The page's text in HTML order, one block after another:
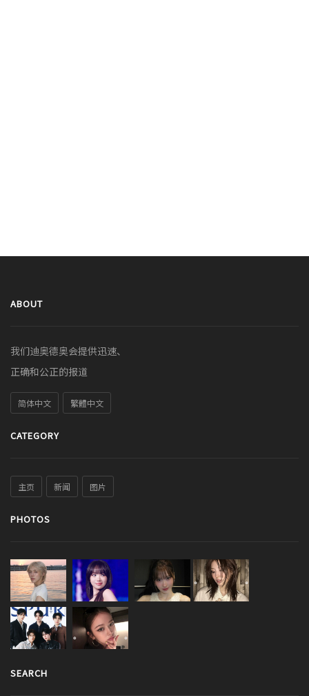
ABOUT
我们迪奥德奥会提供迅速、
正确和公正的报道
简体中文 繁體中文
CATEGORY
主页 新闻 图片
PHOTOS
SEARCH